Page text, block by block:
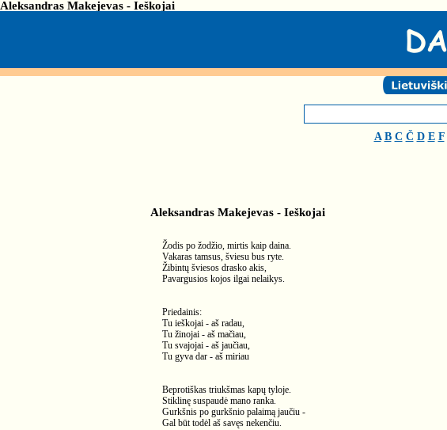
Aleksandras Makejevas - Ieškojai
A B C Č D E F
Aleksandras Makejevas - Ieškojai
Žodis po žodžio, mirtis kaip daina.
Vakaras tamsus, šviesu bus ryte.
Žibintų šviesos drasko akis,
Pavargusios kojos ilgai nelaikys.
Priedainis:
Tu ieškojai - aš radau,
Tu žinojai - aš mačiau,
Tu svajojai - aš jaučiau,
Tu gyva dar - aš miriau
Beprotiškas triukšmas kapų tyloje.
Stiklinę suspaudė mano ranka.
Gurkšnis po gurkšnio palaimą jaučiu -
Gal būt todėl aš savęs nekenčiu.